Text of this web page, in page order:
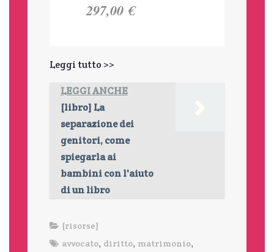
297,00 €
Leggi tutto >>
LEGGI ANCHE
[libro] La
separazione dei
genitori, come
spiegarla ai
bambini con l'aiuto
di un libro
[risorse]
avvocato, diritto, matrimonio,